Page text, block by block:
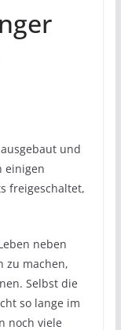
und
einigen
freigeschaltet,
neben
zu machen,
Selbst die
so lange im
noch viele